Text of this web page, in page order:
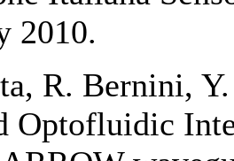
2010.
R. Bernini,
Optofluidic